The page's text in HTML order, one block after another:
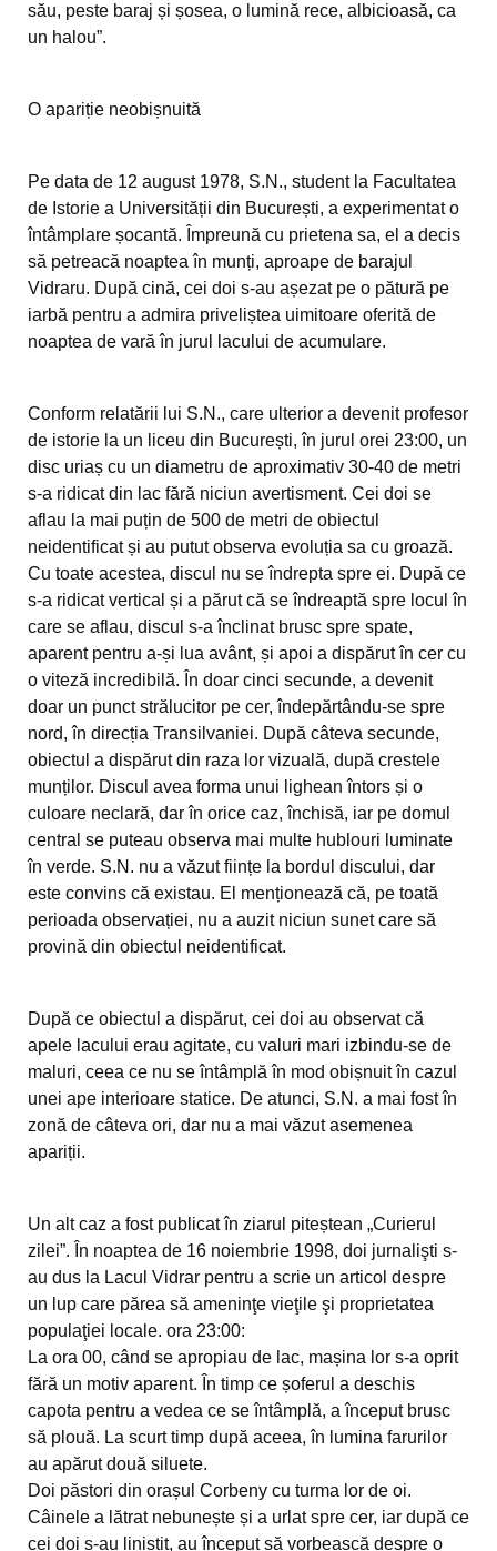
său, peste baraj și șosea, o lumină rece, albicioasă, ca
un halou”.
O apariție neobișnuită
Pe data de 12 august 1978, S.N., student la Facultatea
de Istorie a Universității din București, a experimentat o
întâmplare șocantă. Împreună cu prietena sa, el a decis
să petreacă noaptea în munți, aproape de barajul
Vidraru. După cină, cei doi s-au așezat pe o pătură pe
iarbă pentru a admira priveliștea uimitoare oferită de
noaptea de vară în jurul lacului de acumulare.
Conform relatării lui S.N., care ulterior a devenit profesor
de istorie la un liceu din București, în jurul orei 23:00, un
disc uriaș cu un diametru de aproximativ 30-40 de metri
s-a ridicat din lac fără niciun avertisment. Cei doi se
aflau la mai puțin de 500 de metri de obiectul
neidentificat și au putut observa evoluția sa cu groază.
Cu toate acestea, discul nu se îndrepta spre ei. După ce
s-a ridicat vertical și a părut că se îndreaptă spre locul în
care se aflau, discul s-a înclinat brusc spre spate,
aparent pentru a-și lua avânt, și apoi a dispărut în cer cu
o viteză incredibilă. În doar cinci secunde, a devenit
doar un punct strălucitor pe cer, îndepărtându-se spre
nord, în direcția Transilvaniei. După câteva secunde,
obiectul a dispărut din raza lor vizuală, după crestele
munților. Discul avea forma unui lighean întors și o
culoare neclară, dar în orice caz, închisă, iar pe domul
central se puteau observa mai multe hublouri luminate
în verde. S.N. nu a văzut ființe la bordul discului, dar
este convins că existau. El menționează că, pe toată
perioada observației, nu a auzit niciun sunet care să
provină din obiectul neidentificat.
După ce obiectul a dispărut, cei doi au observat că
apele lacului erau agitate, cu valuri mari izbindu-se de
maluri, ceea ce nu se întâmplă în mod obișnuit în cazul
unei ape interioare statice. De atunci, S.N. a mai fost în
zonă de câteva ori, dar nu a mai văzut asemenea
apariții.
Un alt caz a fost publicat în ziarul piteștean „Curierul
zilei”. În noaptea de 16 noiembrie 1998, doi jurnalişti s-
au dus la Lacul Vidrar pentru a scrie un articol despre
un lup care părea să ameninţe vieţile şi proprietatea
populaţiei locale. ora 23:00:
La ora 00, când se apropiau de lac, mașina lor s-a oprit
fără un motiv aparent. În timp ce șoferul a deschis
capota pentru a vedea ce se întâmplă, a început brusc
să plouă. La scurt timp după aceea, în lumina farurilor
au apărut două siluete.
Doi păstori din orașul Corbeny cu turma lor de oi.
Câinele a lătrat nebunește și a urlat spre cer, iar după ce
cei doi s-au liniștit, au început să vorbească despre o